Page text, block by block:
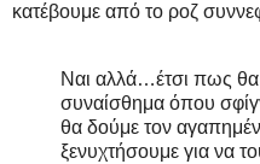
κατέβουμε από το ροζ
Ναι αλλά…έτσι πως
συναίσθημα όπου
θα δούμε τον
ξενυχτήσουμε για να